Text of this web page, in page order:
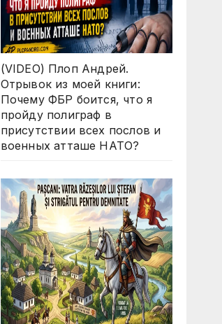
(VIDEO) Плоп Андрей.
Отрывок из моей книги:
Почему ФБР боится, что я
пройду полиграф в
присутствии всех послов и
военных атташе НАТО?